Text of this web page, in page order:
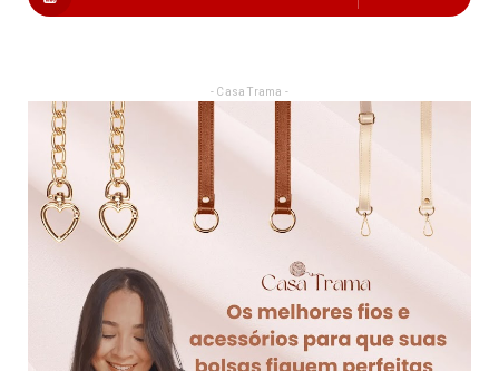
- Casa Trama -